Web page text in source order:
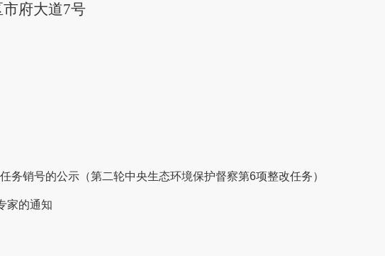
府大道7号
务销号的公示（第二轮中央生态环境保护督察第6项整改任务）
家的通知